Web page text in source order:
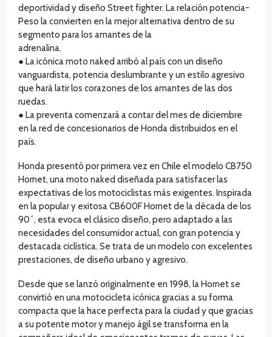
deportividad y diseño Street fighter. La relación potencia-
Peso la convierten en la mejor alternativa dentro de su
segmento para los amantes de la
adrenalina.
● La icónica moto naked arribó al país con un diseño
vanguardista, potencia deslumbrante y un estilo agresivo
que hará latir los corazones de los amantes de las dos
ruedas.
● La preventa comenzará a contar del mes de diciembre
en la red de concesionarios de Honda distribuidos en el
país.
Honda presentó por primera vez en Chile el modelo CB750
Hornet, una moto naked diseñada para satisfacer las
expectativas de los motociclistas más exigentes. Inspirada
en la popular y exitosa CB600F Hornet de la década de los
90´, esta evoca el clásico diseño, pero adaptado a las
necesidades del consumidor actual, con gran potencia y
destacada ciclística. Se trata de un modelo con excelentes
prestaciones, de diseño urbano y agresivo.
Desde que se lanzó originalmente en 1998, la Hornet se
convirtió en una motocicleta icónica gracias a su forma
compacta que la hace perfecta para la ciudad y que gracias
a su potente motor y manejo ágil se transforma en la